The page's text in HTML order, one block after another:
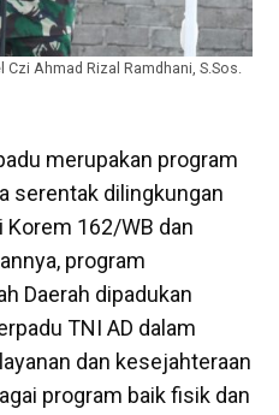
Ahmad Rizal Ramdhani, S.Sos.
merupakan program
serentak dilingkungan
Korem 162/WB dan
program
Daerah dipadukan
TNI AD dalam
dan kesejahteraan
program baik fisik dan